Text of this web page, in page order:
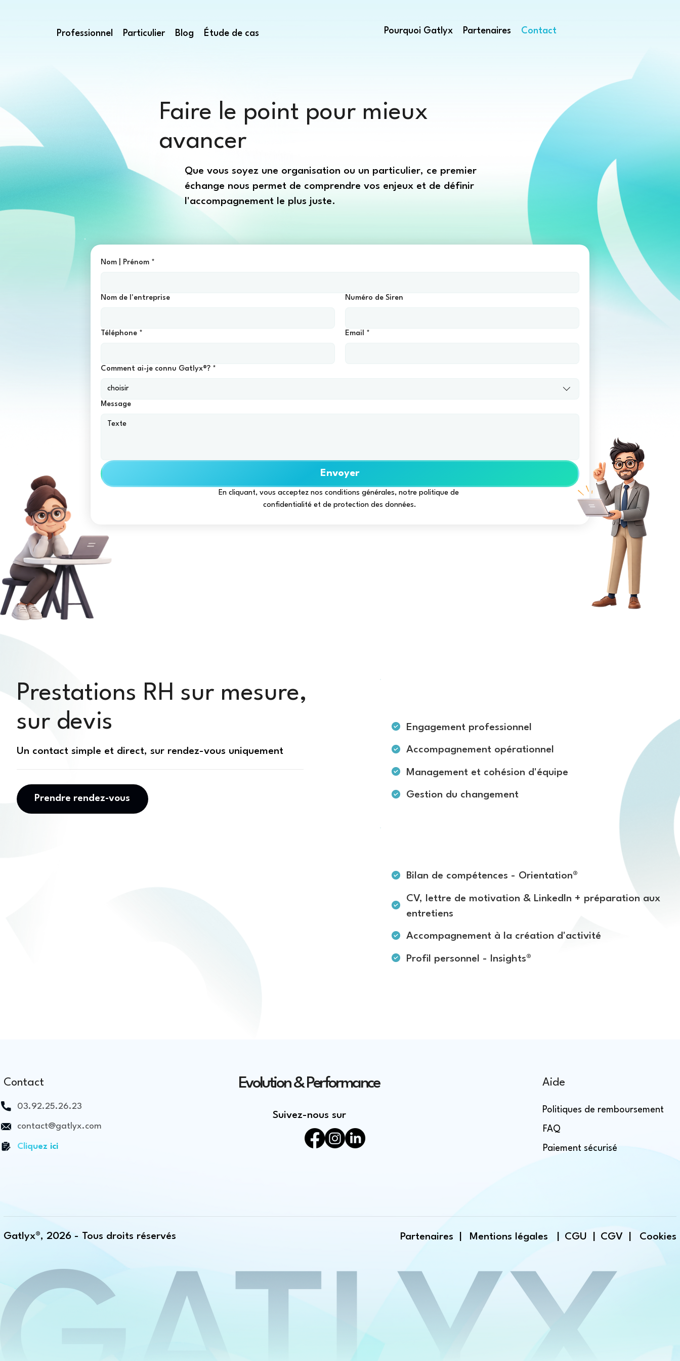
Professionnel Particulier Blog Étude de cas Pourquoi Gatlyx Partenaires Contact
Faire le point pour mieux
avancer
Que vous soyez une organisation ou un particulier, ce premier
échange nous permet de comprendre vos enjeux et de définir
l'accompagnement le plus juste.
Nom | Prénom *
Nom de l'entreprise Numéro de Siren
Téléphone * Email *
Comment ai-je connu Gatlyx®? *
choisir
Message
Envoyer
confidentialité et de protection des données.
Prestations RH sur mesure,
sur devis
Un contact simple et direct, sur rendez-vous uniquement
Prendre rendez-vous
Engagement professionnel
Accompagnement opérationnel
Management et cohésion d'équipe
Gestion du changement
Bilan de compétences - Orientation®
CV, lettre de motivation & LinkedIn + préparation aux
entretiens
Accompagnement à la création d'activité
Profil personnel - Insights®
Contact
03.92.25.26.23
contact@gatlyx.com
Cliquez ici
Evolution & Performance
Suivez-nous sur
Aide
Politiques de remboursement
FAQ
Paiement sécurisé
Gatlyx®, 2026 - Tous droits réservés Partenaires | Mentions légales | CGU | CGV | Cookies